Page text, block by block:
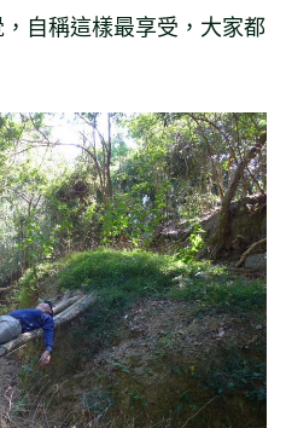
自稱這樣最享受，大家都